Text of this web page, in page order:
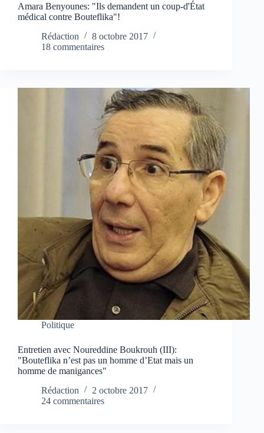
Amara Benyounes: "Ils demandent un coup-d'État
médical contre Bouteflika"!
Rédaction
8 octobre 2017
18 commentaires
Politique
Entretien avec Noureddine Boukrouh (III):
"Bouteflika n’est pas un homme d’Etat mais un
homme de manigances"
Rédaction
2 octobre 2017
24 commentaires